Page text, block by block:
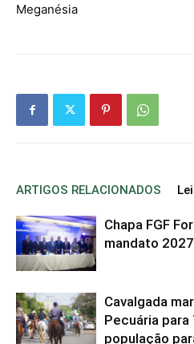
Meganésia
ARTIGOS RELACIONADOS
Chapa FGF
mandato
Cavalgada
Pecuária
população